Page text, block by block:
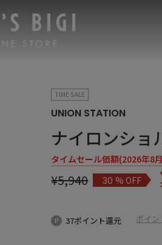
TIME SALE
UNION STATION
ナイロンショ
タイムセール価額(2026年8
¥5,940 30% OFF
37ポイント還元 ポイ